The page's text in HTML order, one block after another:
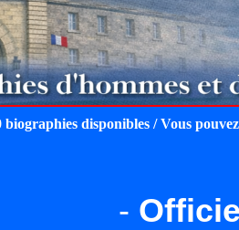
biographies disponibles / Vous
-